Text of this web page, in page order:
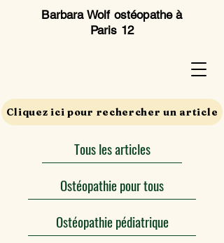
Barbara Wolf ostéopathe à
Paris 12
Cliquez ici pour rechercher un article
Tous les articles
Ostéopathie pour tous
Ostéopathie pédiatrique